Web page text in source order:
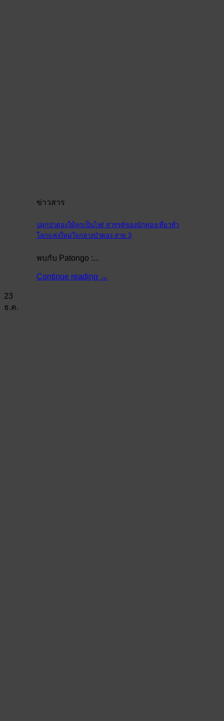
ข่าวสาร
ปลุกป่าตองให้ลุกเป็นไฟ! สวรรค์ของนักท่องเที่ยวทั่ว
โลกแห่งใหม่ใจกลางป่าตอง สาย 3
พบกับ Patongo :...
Continue reading →
23
ธ.ค.